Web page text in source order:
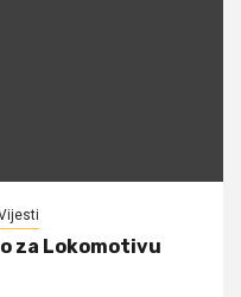
za Lokomotivu